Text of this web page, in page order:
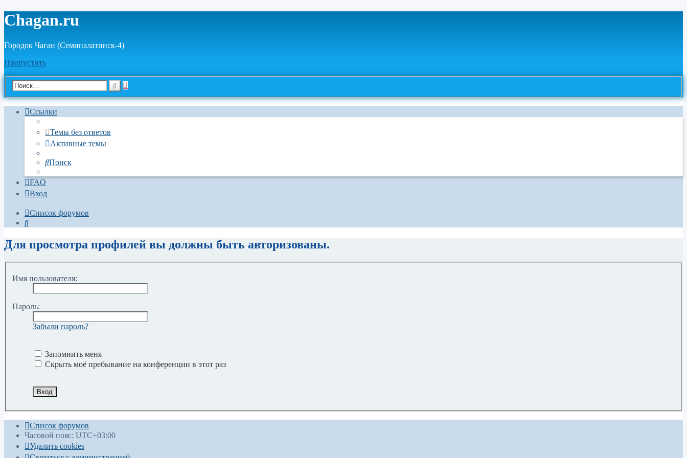
Chagan.ru
Городок Чаган (Семипалатинск-4)
Пропустить
Расширенный
Ссылки
Темы без ответов
Активные темы
Поиск
FAQ
Вход
Список форумов
Поиск
Для просмотра профилей вы должны быть авторизованы.
Имя пользователя:
Пароль:
Забыли пароль?
Запомнить меня
Скрыть моё пребывание на конференции в этот раз
Список форумов
Часовой пояс: UTC+03:00
Удалить cookies